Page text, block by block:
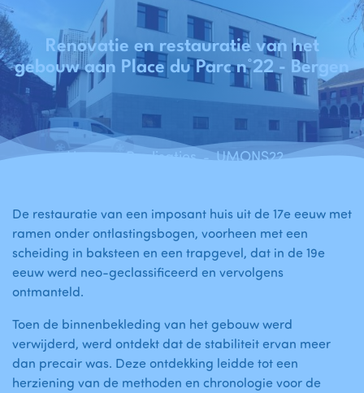
Home - Realisaties - UMONS22 - Renovatie en restauratie van het gebouw aan de Place du Parc n°22 - Mons
Renovatie en restauratie van het
gebouw aan Place du Parc n°22 - Bergen
De restauratie van een imposant huis uit de 17e eeuw met
ramen onder ontlastingsbogen, voorheen met een
scheiding in baksteen en een trapgevel, dat in de 19e
eeuw werd neo-geclassificeerd en vervolgens
ontmanteld.
Toen de binnenbekleding van het gebouw werd
verwijderd, werd ontdekt dat de stabiliteit ervan meer
dan precair was. Deze ontdekking leidde tot een
herziening van de methoden en chronologie voor de